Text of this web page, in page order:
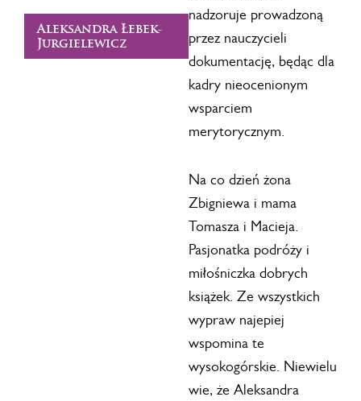
Aleksandra Łebek-
Jurgielewicz
nadzoruje prowadzoną
przez nauczycieli
dokumentację, będąc dla
kadry nieocenionym
wsparciem
merytorycznym.
Na co dzień żona
Zbigniewa i mama
Tomasza i Macieja.
Pasjonatka podróży i
miłośniczka dobrych
książek. Ze wszystkich
wypraw najepiej
wspomina te
wysokogórskie. Niewielu
wie, że Aleksandra